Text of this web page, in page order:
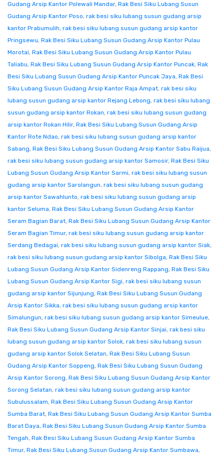
Gudang Arsip Kantor Polewali Mandar, Rak Besi Siku Lubang Susun
Gudang Arsip Kantor Poso, rak besi siku lubang susun gudang arsip
kantor Prabumulih, rak besi siku lubang susun gudang arsip kantor
Pringsewu, Rak Besi Siku Lubang Susun Gudang Arsip Kantor Pulau
Morotai, Rak Besi Siku Lubang Susun Gudang Arsip Kantor Pulau
Taliabu, Rak Besi Siku Lubang Susun Gudang Arsip Kantor Puncak, Rak
Besi Siku Lubang Susun Gudang Arsip Kantor Puncak Jaya, Rak Besi
Siku Lubang Susun Gudang Arsip Kantor Raja Ampat, rak besi siku
lubang susun gudang arsip kantor Rejang Lebong, rak besi siku lubang
susun gudang arsip kantor Rokan, rak besi siku lubang susun gudang
arsip kantor Rokan Hilir, Rak Besi Siku Lubang Susun Gudang Arsip
Kantor Rote Ndao, rak besi siku lubang susun gudang arsip kantor
Sabang, Rak Besi Siku Lubang Susun Gudang Arsip Kantor Sabu Raijua,
rak besi siku lubang susun gudang arsip kantor Samosir, Rak Besi Siku
Lubang Susun Gudang Arsip Kantor Sarmi, rak besi siku lubang susun
gudang arsip kantor Sarolangun, rak besi siku lubang susun gudang
arsip kantor Sawahlunto, rak besi siku lubang susun gudang arsip
kantor Seluma, Rak Besi Siku Lubang Susun Gudang Arsip Kantor
Seram Bagian Barat, Rak Besi Siku Lubang Susun Gudang Arsip Kantor
Seram Bagian Timur, rak besi siku lubang susun gudang arsip kantor
Serdang Bedagai, rak besi siku lubang susun gudang arsip kantor Siak,
rak besi siku lubang susun gudang arsip kantor Sibolga, Rak Besi Siku
Lubang Susun Gudang Arsip Kantor Sidenreng Rappang, Rak Besi Siku
Lubang Susun Gudang Arsip Kantor Sigi, rak besi siku lubang susun
gudang arsip kantor Sijunjung, Rak Besi Siku Lubang Susun Gudang
Arsip Kantor Sikka, rak besi siku lubang susun gudang arsip kantor
Simalungun, rak besi siku lubang susun gudang arsip kantor Simeulue,
Rak Besi Siku Lubang Susun Gudang Arsip Kantor Sinjai, rak besi siku
lubang susun gudang arsip kantor Solok, rak besi siku lubang susun
gudang arsip kantor Solok Selatan, Rak Besi Siku Lubang Susun
Gudang Arsip Kantor Soppeng, Rak Besi Siku Lubang Susun Gudang
Arsip Kantor Sorong, Rak Besi Siku Lubang Susun Gudang Arsip Kantor
Sorong Selatan, rak besi siku lubang susun gudang arsip kantor
Subulussalam, Rak Besi Siku Lubang Susun Gudang Arsip Kantor
Sumba Barat, Rak Besi Siku Lubang Susun Gudang Arsip Kantor Sumba
Barat Daya, Rak Besi Siku Lubang Susun Gudang Arsip Kantor Sumba
Tengah, Rak Besi Siku Lubang Susun Gudang Arsip Kantor Sumba
Timur, Rak Besi Siku Lubang Susun Gudang Arsip Kantor Sumbawa,